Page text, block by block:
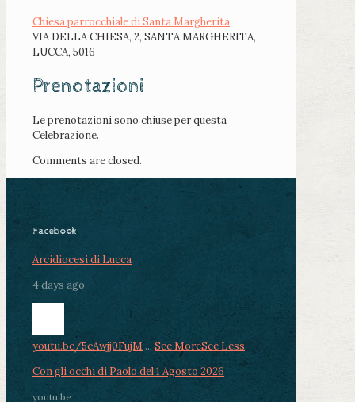
Chiesa parrocchiale di Santa Margherita
VIA DELLA CHIESA, 2, SANTA MARGHERITA,
LUCCA, 5016
Prenotazioni
Le prenotazioni sono chiuse per questa
Celebrazione.
Comments are closed.
Facebook
Arcidiocesi di Lucca
4 days ago
youtu.be/5cAwjj0FujM ... See MoreSee Less
Con gli occhi di Paolo del 1 Agosto 2026
youtu.be